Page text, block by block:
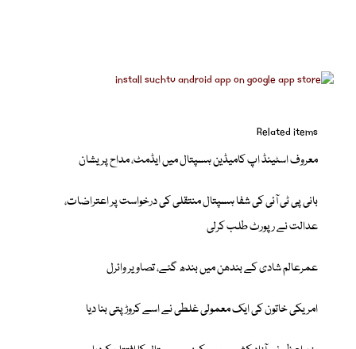
Related items
معروف اسٹینڈ اپ کامیڈین ہسپتال میں ایڈمٹ، مداح پریشان
بانی پی ٹی آئی کی شفا ہسپتال منتقلی کی درخواست پر اعتراضات،
عدالت نے رپورٹ طلب کرلی
عمرعالم شادی کے بندھن میں بندھ گئے، تصاویر وائرل
امریکی خاتون کی ایک معمولی غلطی نے اسے کروڑپتی بنا دیا